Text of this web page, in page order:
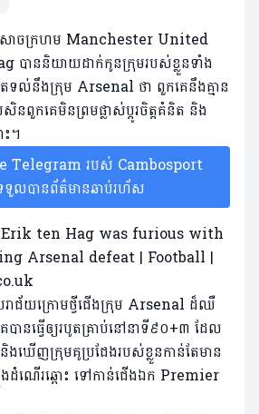
បិសាចក្រហម Manchester United
ាននិយាយដាក់កូនក្រុមរបស់ខ្លួនទាំង
ល់នឹងក្រុម Arsenal ថា ពួកគេនឹងគ្មាន
នពួកគេមិនព្រមផ្លាស់ប្តូរចិត្តគំនិត និង
។
Telegram របស់ Cambosport
ទួលបានព័ត៌មានឆាប់រហ័ស
ាជ័យក្រោមថ្វីជើងក្រុម Arsenal ដ៏ឈឺ
បានធ្វើឲ្យរបូតគ្រាប់នៅនាទី៩០+៣ ដែល
និងឃើញក្រុមគូប្រជែងរបស់ខ្លួនកាន់តែមាន
ងដំណើរឆ្ពោះ ទៅកាន់ជើងឯក Premier